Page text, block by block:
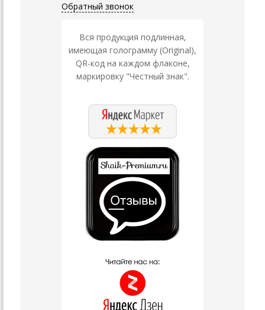
Обратный звонок
Вся продукция подлинная,
имеющая голограмму (Original),
QR-код на каждом флаконе,
маркировку "Честный знак".